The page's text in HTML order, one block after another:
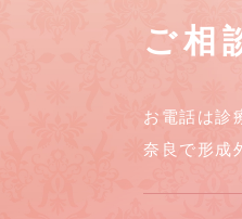
ご相
お電話は診
奈良で形成